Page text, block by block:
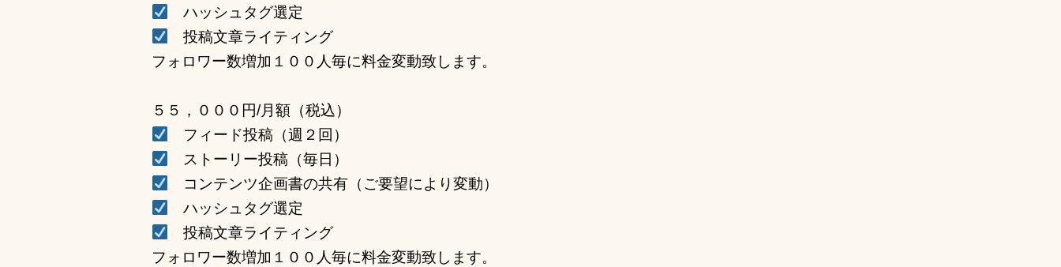
ハッシュタグ選定
投稿文章ライティング
フォロワー数増加１００人毎に料金変動致します。
５５，０００円/月額（税込）
フィード投稿（週２回）
ストーリー投稿（毎日）
コンテンツ企画書の共有（ご要望により変動）
ハッシュタグ選定
投稿文章ライティング
フォロワー数増加１００人毎に料金変動致します。